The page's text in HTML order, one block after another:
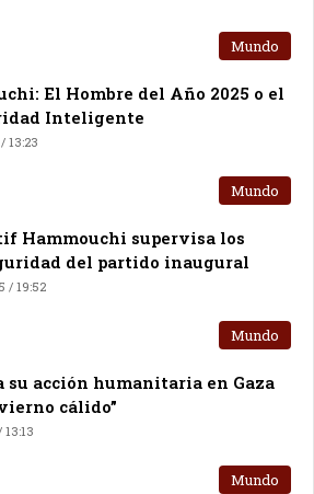
Mundo
El Hombre del Año 2025 o el
Inteligente
13:23
Mundo
Hammouchi supervisa los
del partido inaugural
/ 19:52
Mundo
su acción humanitaria en Gaza
cálido”
Mundo